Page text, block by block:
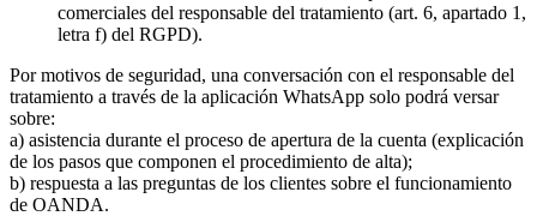
comerciales del responsable del tratamiento (art. 6, apartado 1,
letra f) del RGPD).
Por motivos de seguridad, una conversación con el responsable del
tratamiento a través de la aplicación WhatsApp solo podrá versar
sobre:
a) asistencia durante el proceso de apertura de la cuenta (explicación
de los pasos que componen el procedimiento de alta);
b) respuesta a las preguntas de los clientes sobre el funcionamiento
de OANDA.